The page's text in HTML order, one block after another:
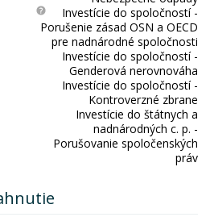
Investície do spoločností -
Porušenie zásad OSN a OECD
pre nadnárodné spoločnosti
Investície do spoločností -
Genderová nerovnováha
Investície do spoločností -
Kontroverzné zbrane
Investície do štátnych a
nadnárodných c. p. -
Porušovanie spoločenských
práv